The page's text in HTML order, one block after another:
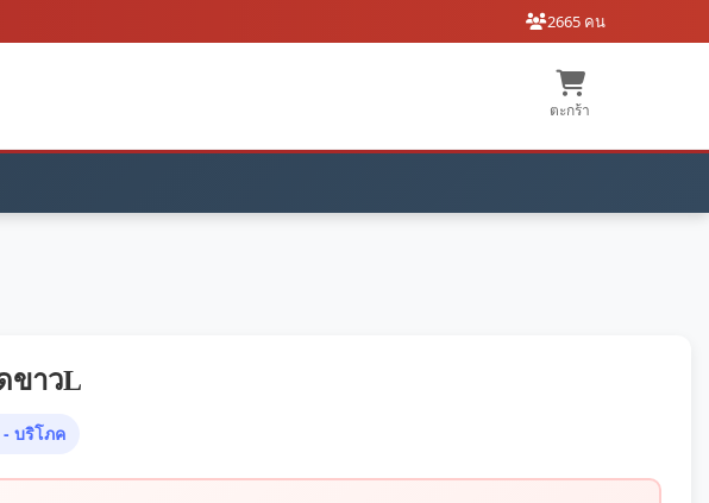
2665 คน
ตะกร้า
ขาวL
บริโภค